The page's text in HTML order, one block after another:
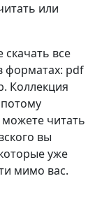
или
все
форматах: pdf
Коллекция
читать
вы
уже
мимо вас.